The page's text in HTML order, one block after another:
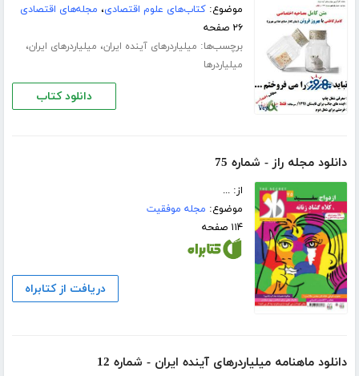
موضوع:کتاب‌های علوم اقتصادی، مجله‌های اقتصادی
۲۶ صفحه
برچسب‌ها: میلیاردرهای آینده ایران، میلیاردرهای ایران،
میلیاردرها
دانلود کتاب
دانلود مجله راز - شماره 75
از: ...
موضوع: مجله موفقیت
۱۱۴ صفحه
دریافت از کتابراه
دانلود ماهنامه میلیاردرهای آینده ایران - شماره 12